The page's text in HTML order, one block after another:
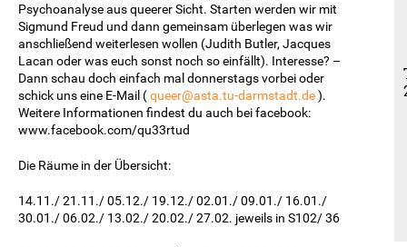
Psychoanalyse aus queerer Sicht. Starten werden wir mit
Sigmund Freud und dann gemeinsam überlegen was wir
anschließend weiterlesen wollen (Judith Butler, Jacques
Lacan oder was euch sonst noch so einfällt). Interesse? –
Dann schau doch einfach mal donnerstags vorbei oder
schick uns eine E-Mail (queer@asta.tu-darmstadt.de).
Weitere Informationen findest du auch bei facebook:
www.facebook.com/qu33rtud
Die Räume in der Übersicht:
14.11./ 21.11./ 05.12./ 19.12./ 02.01./ 09.01./ 16.01./
30.01./ 06.02./ 13.02./ 20.02./ 27.02. jeweils in S102/ 36